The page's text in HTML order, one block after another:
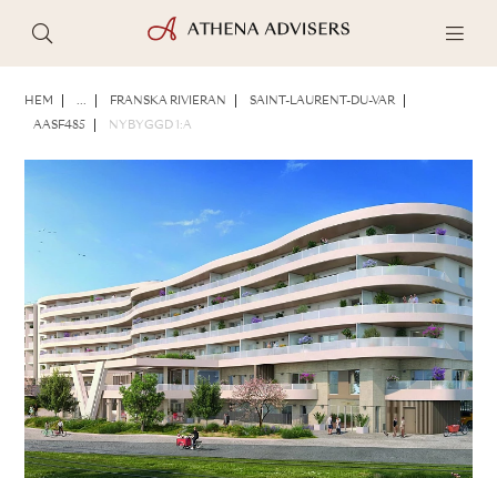
HEM ... FRANSKA RIVIERAN SAINT-LAURENT-DU-VAR
AASF485 NYBYGGD 1:A